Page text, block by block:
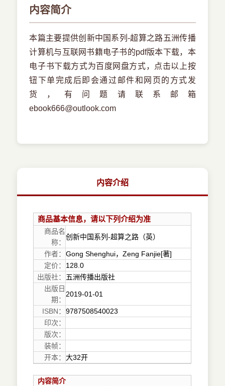
内容简介
本篇主要提供创新中国系列-超算之路五洲传播
计算机与互联网书籍电子书的pdf版本下载，本
电子书下载方式为百度网盘方式，点击以上按
钮下单完成后即会通过邮件和网页的方式发
货，有问题请联系邮箱
ebook666@outlook.com
内容介绍
商品基本信息，请以下列介绍为准
商品名
称：
创新中国系列-超算之路（英）
作者： Gong Shenghui，Zeng Fanjie[著]
定价： 128.0
出版社： 五洲传播出版社
出版日
期：
2019-01-01
ISBN： 9787508540023
印次：
版次：
装帧：
开本： 大32开
内容简介